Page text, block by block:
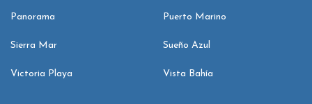
Panorama Puerto Marino
Sierra Mar Sueño Azul
Victoria Playa Vista Bahía